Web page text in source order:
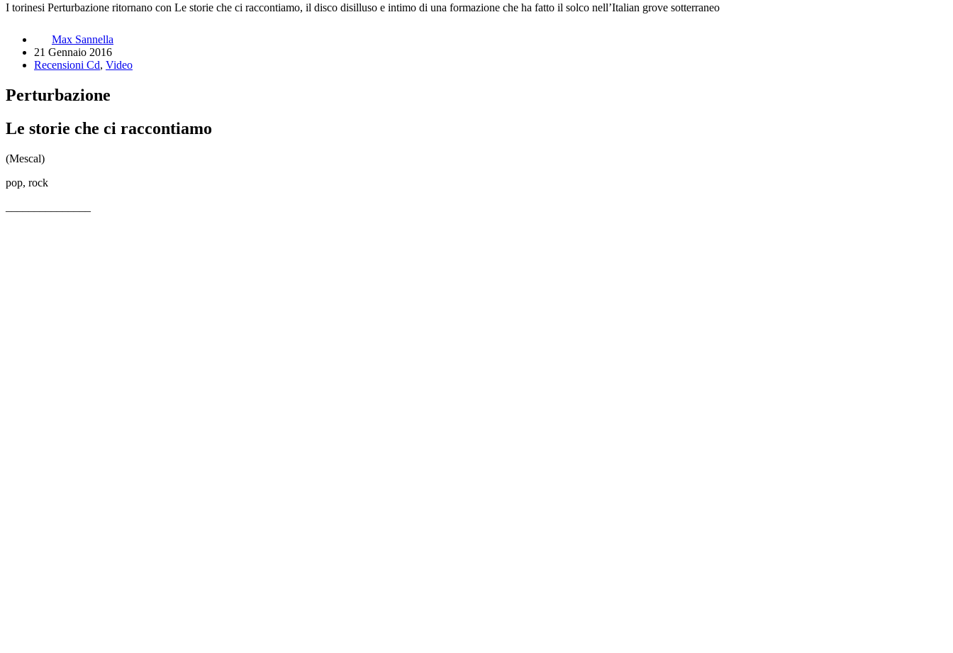
I torinesi Perturbazione ritornano con Le storie che ci raccontiamo, il disco disilluso e intimo di una formazione che ha fatto il solco nell’Italian grove sotterraneo
Max Sannella
21 Gennaio 2016
Recensioni Cd, Video
Perturbazione
Le storie che ci raccontiamo
(Mescal)
pop, rock